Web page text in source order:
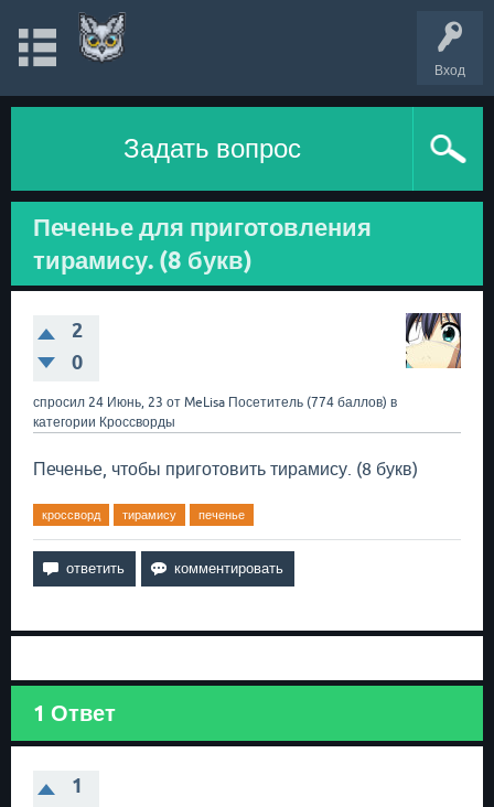
Вход
Задать вопрос
Печенье для приготовления
тирамису. (8 букв)
2
0
спросил 24 Июнь, 23 от MeLisa Посетитель (774 баллов) в
категории Кроссворды
Печенье, чтобы приготовить тирамису. (8 букв)
кроссворд тирамису печенье
1 Ответ
1